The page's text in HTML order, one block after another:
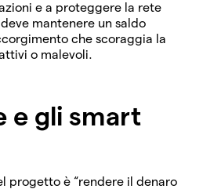
e a proteggere la rete
mantenere un saldo
che scoraggia la
o malevoli.
e gli smart
progetto è “rendere il denaro